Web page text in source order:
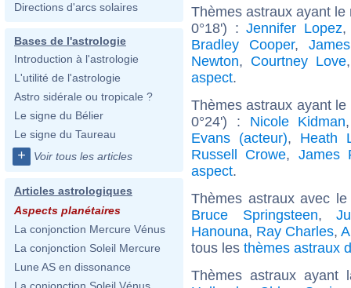
Directions d'arcs solaires
Bases de l'astrologie
Introduction à l'astrologie
L'utilité de l'astrologie
Astro sidérale ou tropicale ?
Le signe du Bélier
Le signe du Taureau
+ Voir tous les articles
Articles astrologiques
Aspects planétaires
La conjonction Mercure Vénus
La conjonction Soleil Mercure
Lune AS en dissonance
Thèmes astraux ayant
0°18') :Jennifer Lopez
Bradley Cooper,
Newton, Courtney Love
aspect.
Thèmes astraux ayant
0°24') : Nicole Kidman
Evans (acteur), Heath
Russell Crowe, James
aspect.
Thèmes astraux avec
Bruce Springsteen,
Hanouna, Ray Charles,
tous les thèmes astraux
Thèmes astraux